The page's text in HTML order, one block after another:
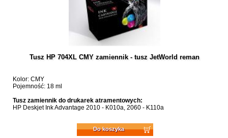
Tusz HP 704XL CMY zamiennik - tusz JetWorld reman
Kolor: CMY
Pojemność: 18 ml
Tusz zamiennik do drukarek atramentowych:
HP Deskjet Ink Advantage 2010 - K010a, 2060 - K110a
Do koszyka